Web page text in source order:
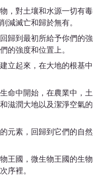
，對土壤和水源一切有毒
減滅亡和歸於無有。
歸到最初所給予你們的強
的強度和位置上。
立起來，在大地的根基中
命中開始，在農業中，土
滋潤大地以及潔淨空氣的
元素，回歸到它們的自然
王國，微生物王國的生物
序裡。